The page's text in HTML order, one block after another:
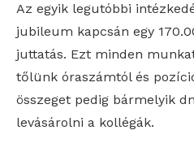
Az egyik legutóbbi
jubileum kapcsán egy
juttatás. Ezt minden
tőlünk óraszámtól és
összeget pedig bármelyik
levásárolni a kollégák.